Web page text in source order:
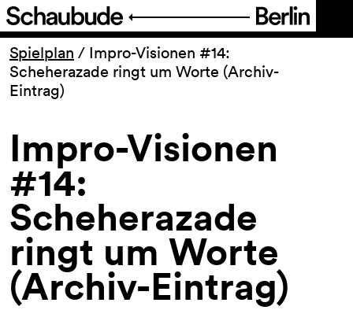
Programm
Ticket
Barrierefreiheit
Über uns
Spielplan / Impro-Visionen #14:
Scheherazade ringt um Worte (Archiv-
Eintrag)
Impro-Visionen
#14:
Scheherazade
ringt um Worte
(Archiv-Eintrag)